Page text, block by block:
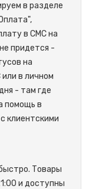
в разделе
в СМС на
придется -
на
в личном
- там где
помощь в
клиентскими
Товары
и доступны